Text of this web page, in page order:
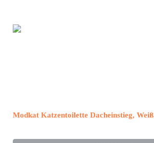
Modkat Katzentoilette Dacheinstieg, Weiß